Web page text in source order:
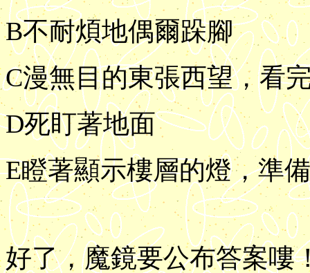
B不耐煩地偶爾跺腳
C漫無目的東張西望，看
D死盯著地面
E瞪著顯示樓層的燈，準
好了，魔鏡要公布答案嘍